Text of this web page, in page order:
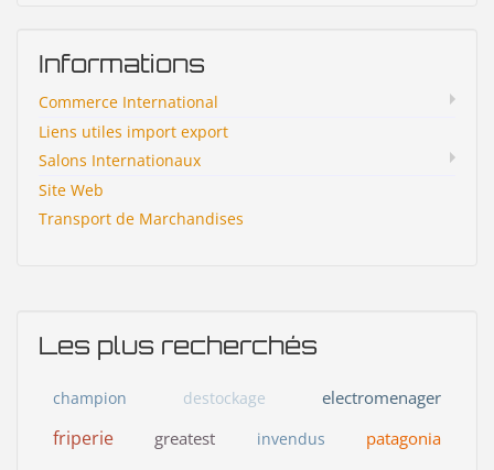
Informations
Commerce International
Liens utiles import export
Salons Internationaux
Site Web
Transport de Marchandises
Les plus recherchés
champion destockage electromenager
friperie greatest invendus patagonia